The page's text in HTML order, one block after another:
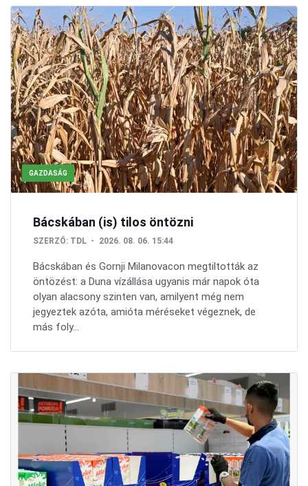
GAZDASÁG
Bácskában (is) tilos öntözni
SZERZŐ: TDL 2026. 08. 06. 15:44
Bácskában és Gornji Milanovacon megtiltották az
öntözést: a Duna vízállása ugyanis már napok óta
olyan alacsony szinten van, amilyent még nem
jegyeztek azóta, amióta méréseket végeznek, de
más foly...